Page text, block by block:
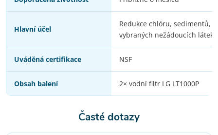
Hlavní účel
Redukce chlóru, sedimentů,
vybraných nežádoucích látek
Uváděná certifikace NSF
Obsah balení 2× vodní filtr LG LT1000P
Časté dotazy